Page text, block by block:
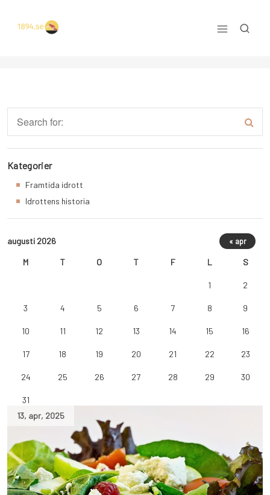
content
13, apr, 2025
Kategorier
Framtida idrott
Idrottens historia
augusti 2026
M T O T F L S
1 2
3 4 5 6 7 8 9
10 11 12 13 14 15 16
17 18 19 20 21 22 23
24 25 26 27 28 29 30
31
« apr